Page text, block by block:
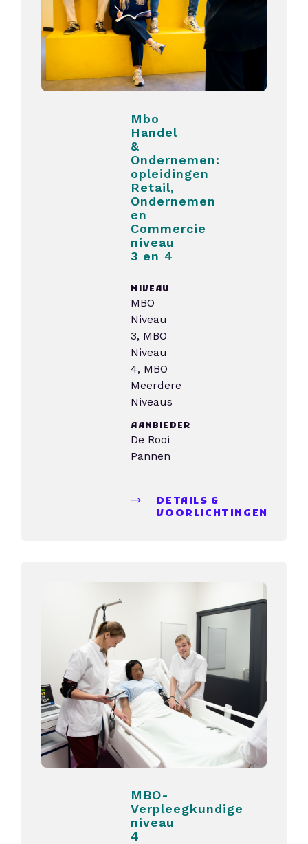
Mbo
Handel
&
Ondernemen:
opleidingen
Retail,
Ondernemen
en
Commercie
niveau
3 en 4
NIVEAU
MBO
Niveau
3, MBO
Niveau
4, MBO
Meerdere
Niveaus
AANBIEDER
De Rooi
Pannen
DETAILS &
VOORLICHTINGEN
MBO-
Verpleegkundige
niveau
4